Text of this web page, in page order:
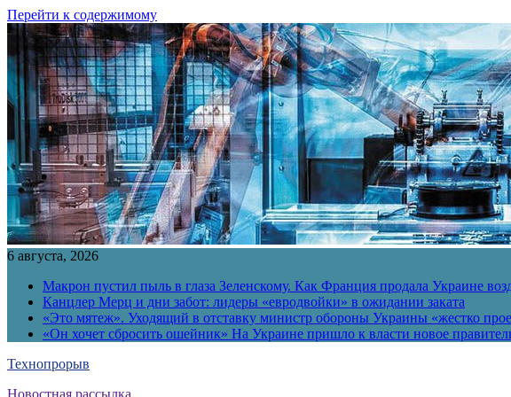
Перейти к содержимому
6 августа, 2026
Макрон пустил пыль в глаза Зеленскому. Как Франция продала Украине
Канцлер Мерц и дни забот: лидеры «евродвойки» в ожидании заката
«Это мятеж». Уходящий в отставку министр обороны Украины «жестко
«Он хочет сбросить ошейник» На Украине пришло к власти новое
Технопрорыв
Новостная рассылка